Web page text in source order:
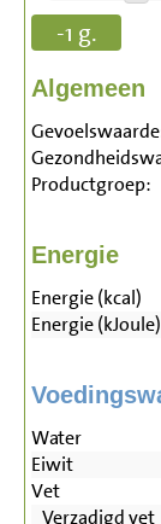
-1 g.
Algemeen
Productgroep:
Energie
Energie (kcal)
Energie (kJoule)
Water
Eiwit
Vet
Verzadigd vet